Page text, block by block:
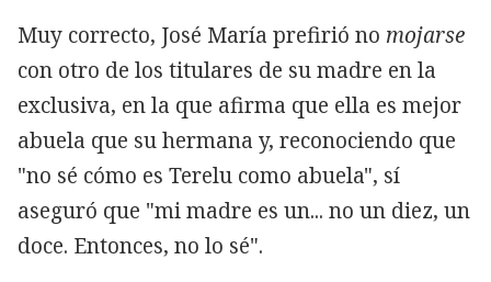
Muy correcto, José María prefirió no mojarse
con otro de los titulares de su madre en la
exclusiva, en la que afirma que ella es mejor
abuela que su hermana y, reconociendo que
"no sé cómo es Terelu como abuela", sí
aseguró que "mi madre es un... no un diez, un
doce. Entonces, no lo sé".